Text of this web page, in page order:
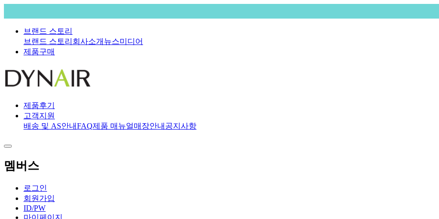
브랜드 스토리
브랜드 스토리 회사소개 뉴스미디어
제품구매
제품후기
고객지원
배송 및 AS안내FAQ제품 매뉴얼매장안내 공지사항
멤버스
로그인
회원가입
ID/PW
마이페이지